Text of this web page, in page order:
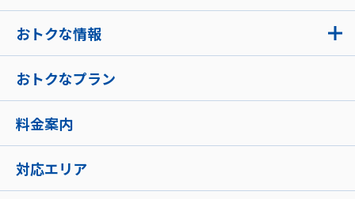
おトクな情報
おトクなプラン
料金案内
対応エリア